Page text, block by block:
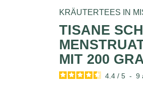
KRÄUTERTEES IN
TISANE
MIT 200
4.4 / 5 - 9